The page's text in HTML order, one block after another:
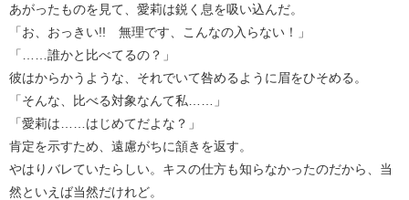
あがったものを見て、愛莉は鋭く息を吸い込んだ。
「お、おっきい!! 無理です、こんなの入らない！」
「……誰かと比べてるの？」
彼はからかうような、それでいて咎めるように眉をひそめる。
「そんな、比べる対象なんて私……」
「愛莉は……はじめてだよな？」
肯定を示すため、遠慮がちに頷きを返す。
やはりバレていたらしい。キスの仕方も知らなかったのだから、当
然といえば当然だけれど。